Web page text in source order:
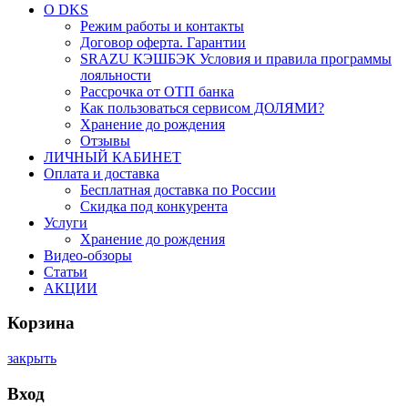
О DKS
Режим работы и контакты
Договор оферта. Гарантии
SRAZU КЭШБЭК Условия и правила программы
лояльности
Рассрочка от ОТП банка
Как пользоваться сервисом ДОЛЯМИ?
Хранение до рождения
Отзывы
ЛИЧНЫЙ КАБИНЕТ
Оплата и доставка
Бесплатная доставка по России
Скидка под конкурента
Услуги
Хранение до рождения
Видео-обзоры
Статьи
АКЦИИ
Корзина
закрыть
Вход